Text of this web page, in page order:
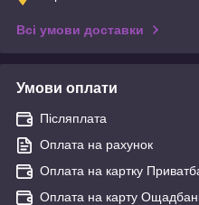
Всі умови доставки
Умови оплати
Післяплата
Оплата на рахунок
Оплата на картку
Оплата на карту